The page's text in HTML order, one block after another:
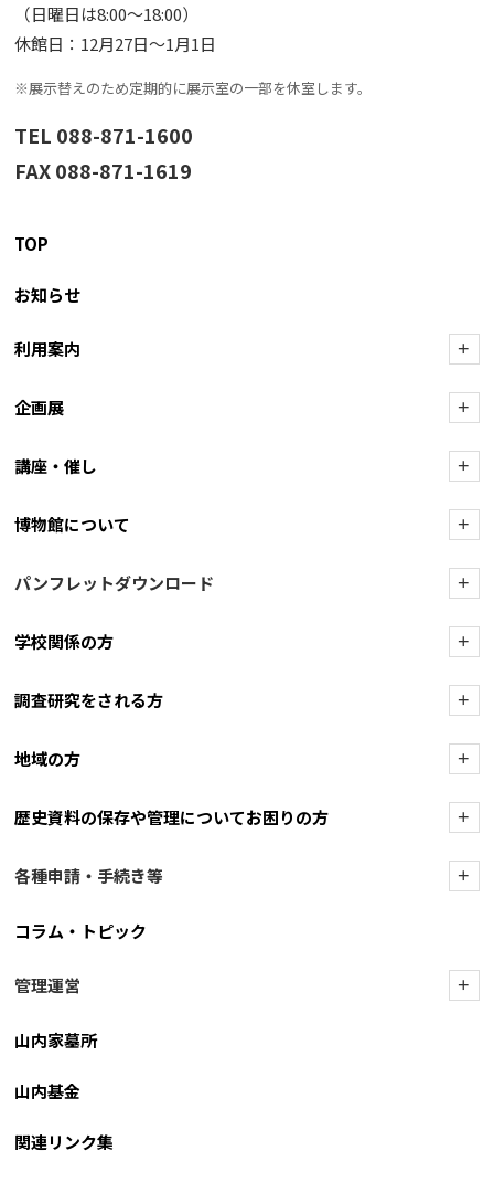
（日曜日は8:00〜18:00）
休館日：12月27日〜1月1日
※展示替えのため定期的に展示室の一部を休室します。
TEL 088-871-1600
FAX 088-871-1619
TOP
お知らせ
利用案内 +
企画展 +
講座・催し +
博物館について +
パンフレットダウンロード +
学校関係の方 +
調査研究をされる方 +
地域の方 +
歴史資料の保存や管理についてお困りの方 +
各種申請・手続き等 +
コラム・トピック
管理運営 +
山内家墓所
山内基金
関連リンク集